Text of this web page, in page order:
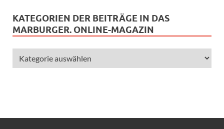
KATEGORIEN DER BEITRÄGE IN DAS
MARBURGER. ONLINE-MAGAZIN